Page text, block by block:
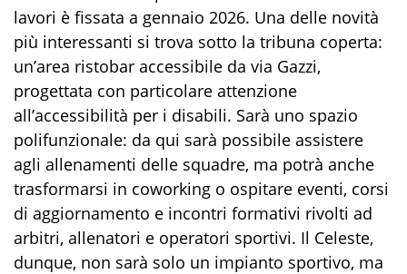
lavori è fissata a gennaio 2026. Una delle novità
più interessanti si trova sotto la tribuna coperta:
un’area ristobar accessibile da via Gazzi,
progettata con particolare attenzione
all’accessibilità per i disabili. Sarà uno spazio
polifunzionale: da qui sarà possibile assistere
agli allenamenti delle squadre, ma potrà anche
trasformarsi in coworking o ospitare eventi, corsi
di aggiornamento e incontri formativi rivolti ad
arbitri, allenatori e operatori sportivi. Il Celeste,
dunque, non sarà solo un impianto sportivo, ma